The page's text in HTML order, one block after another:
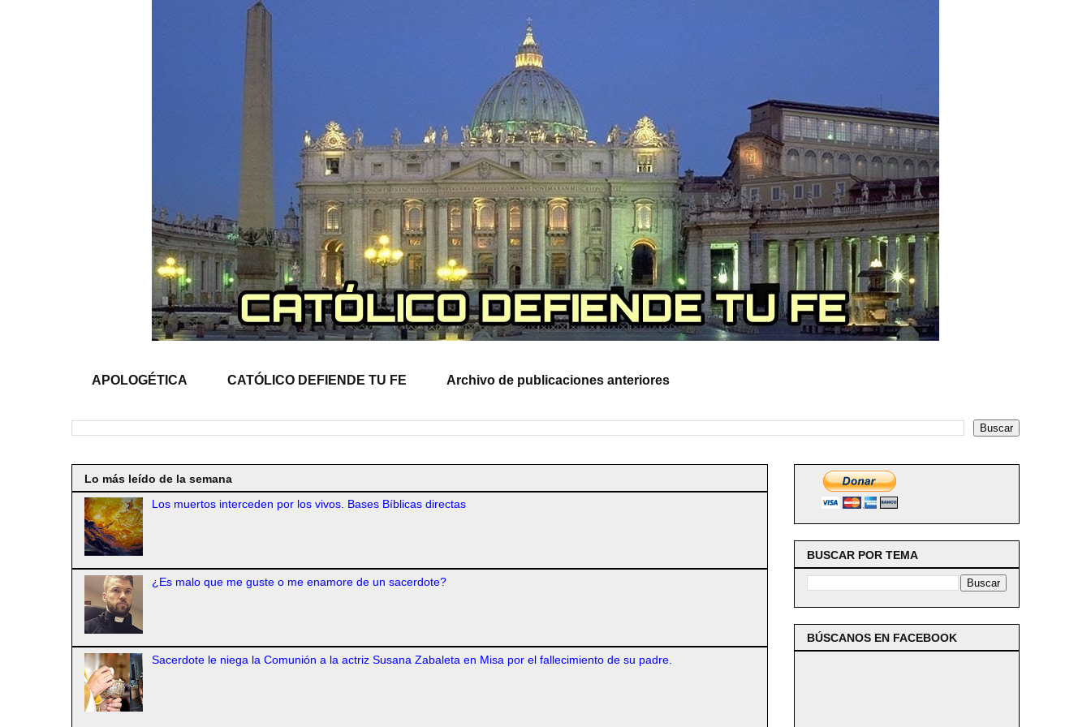
APOLOGÉTICA CATÓLICO DEFIENDE TU FE Archivo de publicaciones anteriores
Lo más leído de la semana
Los muertos interceden por los vivos. Bases Bíblicas directas
¿Es malo que me guste o me enamore de un sacerdote?
Sacerdote le niega la Comunión a la actriz Susana Zabaleta en Misa por el fallecimiento de su padre.
BUSCAR POR TEMA
BÚSCANOS EN FACEBOOK